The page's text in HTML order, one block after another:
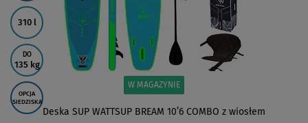
310 l
DO
135 kg
OPCJA
SIEDZISKA
W MAGAZYNIE
Deska SUP WATTSUP BREAM 10’6 COMBO z wiosłem